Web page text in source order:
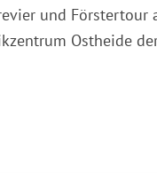
und
Ostheide